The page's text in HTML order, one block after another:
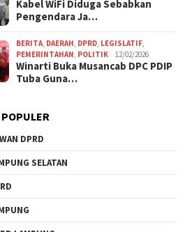
Kabel WiFi Diduga Sebabkan
Pengendara Ja…
BERITA DAERAH DPRD LEGISLATIF
PEMERINTAHAN POLITIK 12/02/2026
Winarti Buka Musancab DPC PDIP
Tuba Guna…
DPRD
SELATAN